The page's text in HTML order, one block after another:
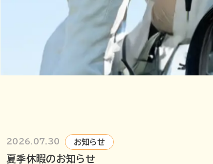
2026.07.30 お知らせ
夏季休暇のお知らせ